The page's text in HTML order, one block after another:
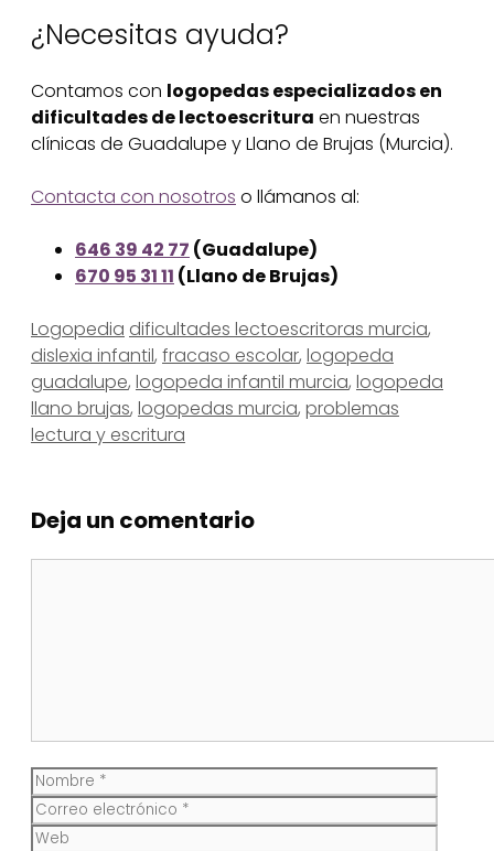
¿Necesitas ayuda?
Contamos con logopedas especializados en
dificultades de lectoescritura en nuestras
clínicas de Guadalupe y Llano de Brujas (Murcia).
Contacta con nosotros o llámanos al:
646 39 42 77 (Guadalupe)
670 95 31 11 (Llano de Brujas)
Categorías
Logopedia Etiquetas
dificultades lectoescritoras murcia,
dislexia infantil, fracaso escolar, logopeda
guadalupe, logopeda infantil murcia, logopeda
llano brujas, logopedas murcia, problemas
lectura y escritura
Deja un comentario
Nombre